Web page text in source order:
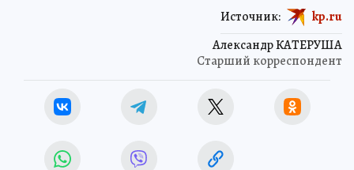
Александр КАТЕРУША
Старший корреспондент
Источник: kp.ru